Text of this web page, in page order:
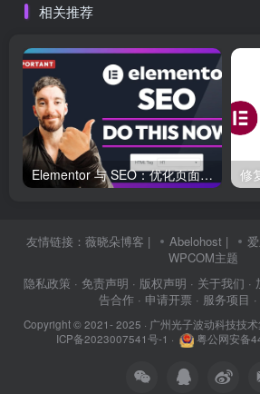
相关推荐
Elementor 与 SEO：优化页面结构和加载速度的最佳实践
友情链接： 薇晓朵博客 | Abelohost |
WPCOM主题
隐私政策 · 免责声明 · 版权声明 · 关于我们 ·
告合作 · 申请开票 · 服务项目
Copyright © 2021- 2025 · 广州光子波动科技技
ICP备2023007541号-1 · 粤公网安备